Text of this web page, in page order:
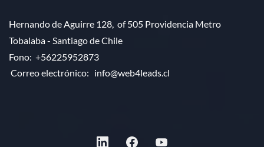
Hernando de Aguirre 128, of 505 Providencia Metro
Tobalaba - Santiago de Chile
Fono: +56225952873
Correo electrónico: info@web4leads.cl